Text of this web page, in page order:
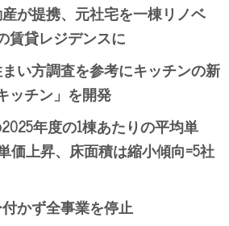
が提携、元社宅を一棟リノベ
賃貸レジデンスに
い方調査を参考にキッチンの新
ッチン」を開発
年度の1棟あたりの平均単
価上昇、床面積は縮小傾向=5社
かず全事業を停止